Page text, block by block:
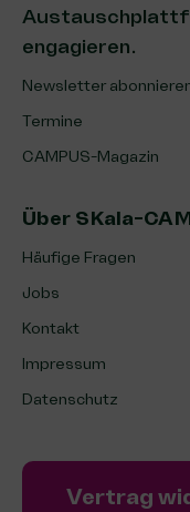
engagieren.
Newsletter
Termine
CAMPUS-Magazin
Über SKala-
Häufige Fragen
Jobs
Kontakt
Impressum
Datenschutz
Vertrag